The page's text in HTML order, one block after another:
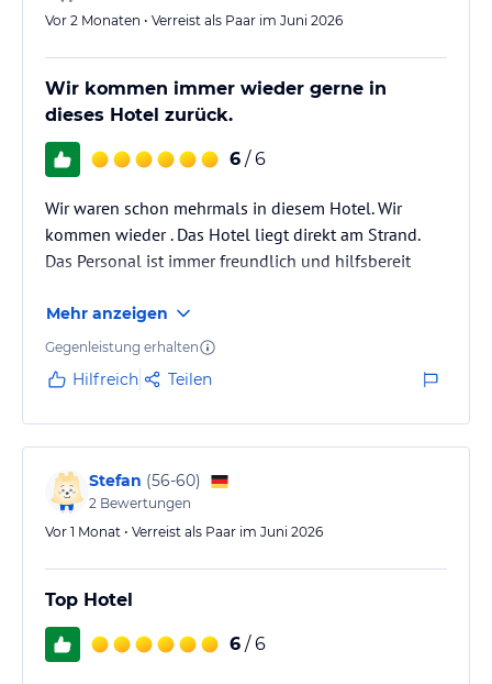
Vor 2 Monaten • Verreist als Paar im Juni 2026
Wir kommen immer wieder gerne in
dieses Hotel zurück.
6 / 6
Wir waren schon mehrmals in diesem Hotel. Wir
kommen wieder . Das Hotel liegt direkt am Strand.
Das Personal ist immer freundlich und hilfsbereit
Mehr anzeigen
Gegenleistung erhalten
Hilfreich Teilen
Stefan (56-60)
2 Bewertungen
Vor 1 Monat • Verreist als Paar im Juni 2026
Top Hotel
6 / 6